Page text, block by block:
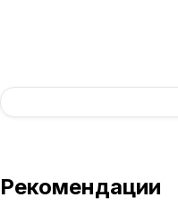
Рекомендации